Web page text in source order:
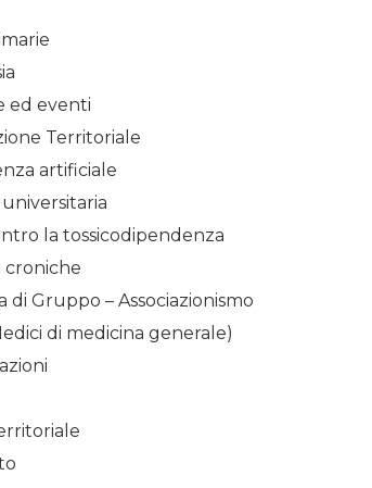
ed eventi
Territoriale
artificiale
la tossicodipendenza
croniche
di Gruppo – Associazionismo
di medicina generale)